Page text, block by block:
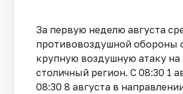
За первую неделю августа
противовоздушной обороны
крупную воздушную атаку на
столичный регион. С 08:30 1
08:30 8 августа в